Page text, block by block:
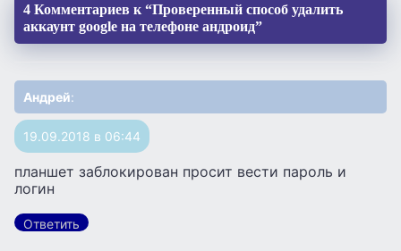
4 Комментариев к “Проверенный способ удалить
аккаунт google на телефоне андроид”
Андрей:
19.09.2018 в 06:44
планшет заблокирован просит вести пароль и
логин
Ответить